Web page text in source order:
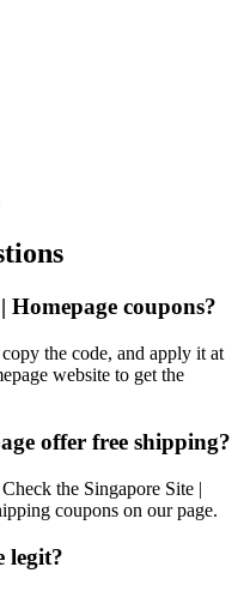
Homepage coupons?
the code, and apply it at
website to get the
offer free shipping?
the Singapore Site |
coupons on our page.
legit?